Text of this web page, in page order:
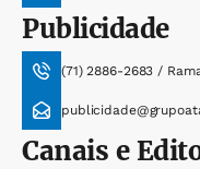
Publicidade
(71) 2886-2683 /
Canais e